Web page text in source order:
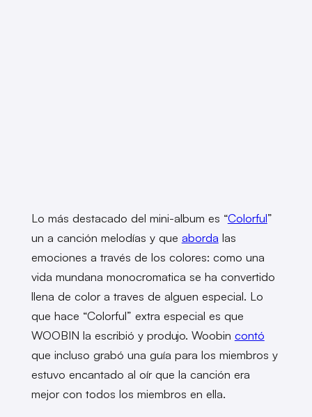
Lo más destacado del mini-album es “Colorful”
un a canción melodías y que aborda las
emociones a través de los colores: como una
vida mundana monocromatica se ha convertido
llena de color a traves de alguen especial. Lo
que hace “Colorful” extra especial es que
WOOBIN la escribió y produjo. Woobin contó
que incluso grabó una guía para los miembros y
estuvo encantado al oír que la canción era
mejor con todos los miembros en ella.